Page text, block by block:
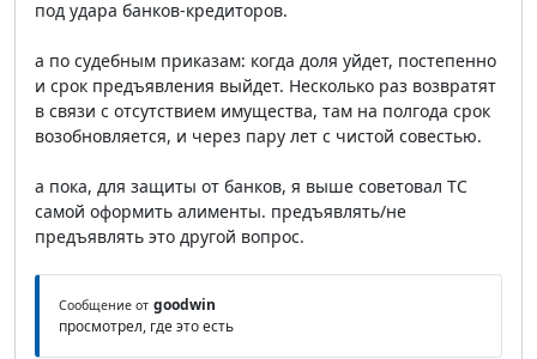
под удара банков-кредиторов.
а по судебным приказам: когда доля уйдет, постепенно
и срок предъявления выйдет. Несколько раз возвратят
в связи с отсутствием имущества, там на полгода срок
возобновляется, и через пару лет с чистой совестью.
а пока, для защиты от банков, я выше советовал ТС
самой оформить алименты. предъявлять/не
предъявлять это другой вопрос.
Сообщение от goodwin
просмотрел, где это есть